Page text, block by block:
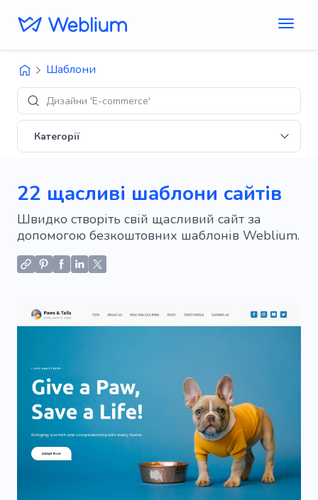
Шаблони
Макети
Категорії
22 щасливі шаблони сайтів
Швидко створіть свій щасливий сайт за
допомогою безкоштовних шаблонів Weblium.